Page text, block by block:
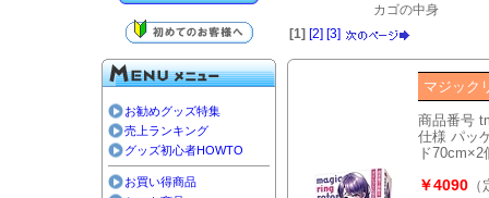
お勧めグッズ特集
売上ランキング
グッズ初心者HOWTO
お買い得商品
カゴの中身
[1] [2] [3]
マジッ
商品番号
仕様 パッ
ド
￥4090